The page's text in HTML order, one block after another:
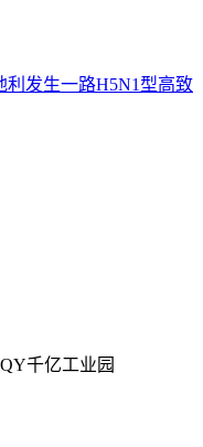
利发生一路H5N1型高致
千亿工业园